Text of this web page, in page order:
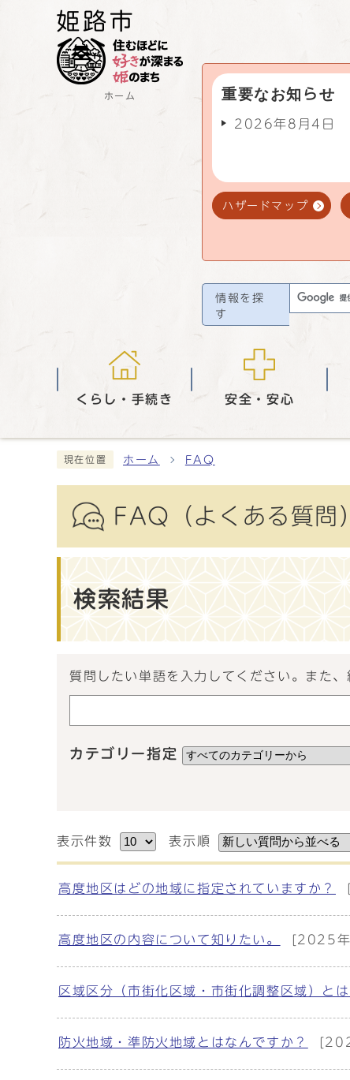
ホーム 重要なお知らせ
2026年8月4日
ハザードマップ
情報を探
す
くらし・手続き 安全・安心
現在位置 ホーム FAQ
FAQ（よくある質問
検索結果
質問したい単語を入力してください。また
カテゴリー指定
表示件数 表示順
高度地区はどの地域に指定されていますか？
高度地区の内容について知りたい。 [2025
区域区分（市街化区域・市街化調整区域）とは
防火地域・準防火地域とはなんですか？